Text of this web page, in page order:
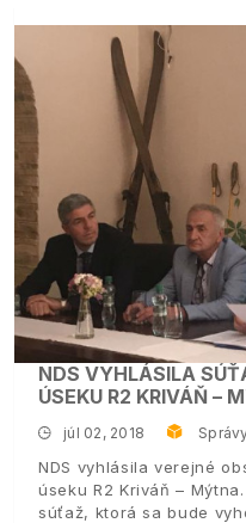
NDS VYHLÁSILA
ÚSEKU R2 KRIVÁŇ –
júl 02, 2018
NDS vyhlásila verejné
úseku R2 Kriváň –
súťaž, ktorá sa bude